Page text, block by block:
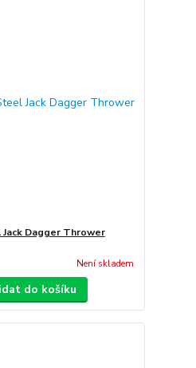
Dagger Thrower
Není skladem
do košíku